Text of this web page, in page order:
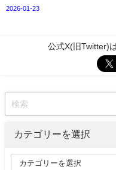
2026-01-23
公式X(旧Twitter)
カテゴリーを選択